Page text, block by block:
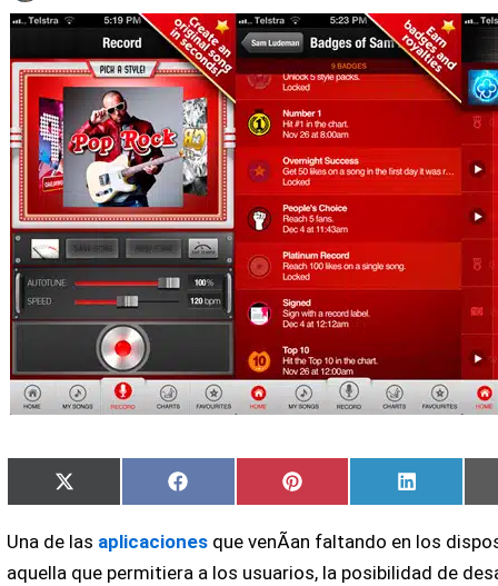
Compartir
en
X
(Twitter)
Compartir
en
Facebook
Compartir
en
Pinterest
Compartir
en
LinkedIn
Una de las aplicaciones que venÃ­an faltando en los
aquella que permitiera a los usuarios, la posibilidad de